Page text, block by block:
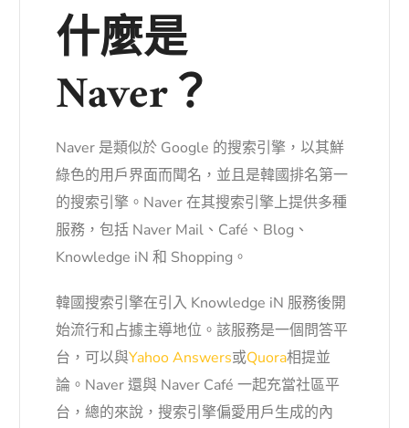
什麼是
Naver？
Naver 是類似於 Google 的搜索引擎，以其鮮
綠色的用戶界面而聞名，並且是韓國排名第一
的搜索引擎。Naver 在其搜索引擎上提供多種
服務，包括 Naver Mail、Café、Blog、
Knowledge iN 和 Shopping。
韓國搜索引擎在引入 Knowledge iN 服務後開
始流行和占據主導地位。該服務是一個問答平
台，可以與Yahoo Answers或Quora相提並
論。Naver 還與 Naver Café 一起充當社區平
台，總的來說，搜索引擎偏愛用戶生成的內